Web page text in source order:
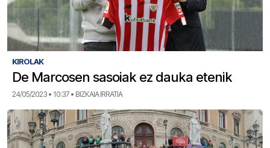
KIROLAK
De Marcosen sasoiak ez dauka etenik
24/05/2023 • 10:37 • BIZKAIA IRRATIA